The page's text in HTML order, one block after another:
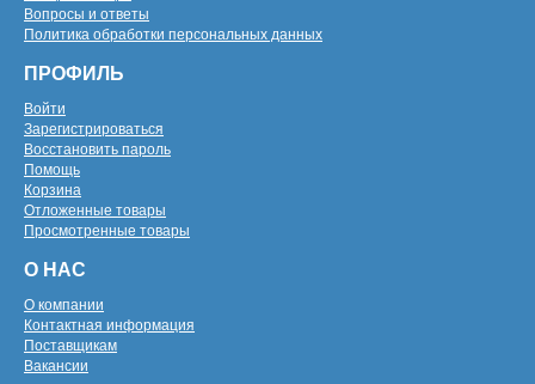
Вопросы и ответы
Политика обработки персональных данных
ПРОФИЛЬ
Войти
Зарегистрироваться
Восстановить пароль
Помощь
Корзина
Отложенные товары
Просмотренные товары
О НАС
О компании
Контактная информация
Поставщикам
Вакансии